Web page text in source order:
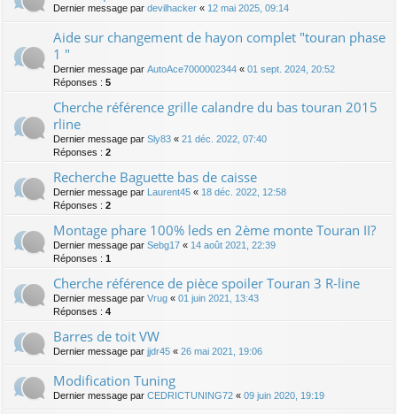
Dernier message par devilhacker « 12 mai 2025, 09:14
Aide sur changement de hayon complet "touran phase
1 "
Dernier message par AutoAce7000002344 « 01 sept. 2024, 20:52
Réponses : 5
Cherche référence grille calandre du bas touran 2015
rline
Dernier message par Sly83 « 21 déc. 2022, 07:40
Réponses : 2
Recherche Baguette bas de caisse
Dernier message par Laurent45 « 18 déc. 2022, 12:58
Réponses : 2
Montage phare 100% leds en 2ème monte Touran II?
Dernier message par Sebg17 « 14 août 2021, 22:39
Réponses : 1
Cherche référence de pièce spoiler Touran 3 R-line
Dernier message par Vrug « 01 juin 2021, 13:43
Réponses : 4
Barres de toit VW
Dernier message par jjdr45 « 26 mai 2021, 19:06
Modification Tuning
Dernier message par CEDRICTUNING72 « 09 juin 2020, 19:19